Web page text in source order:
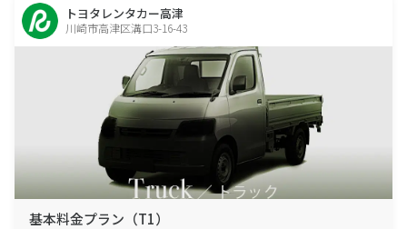
トヨタレンタカー高津
川崎市高津区溝口3-16-43
基本料金プラン（T1）